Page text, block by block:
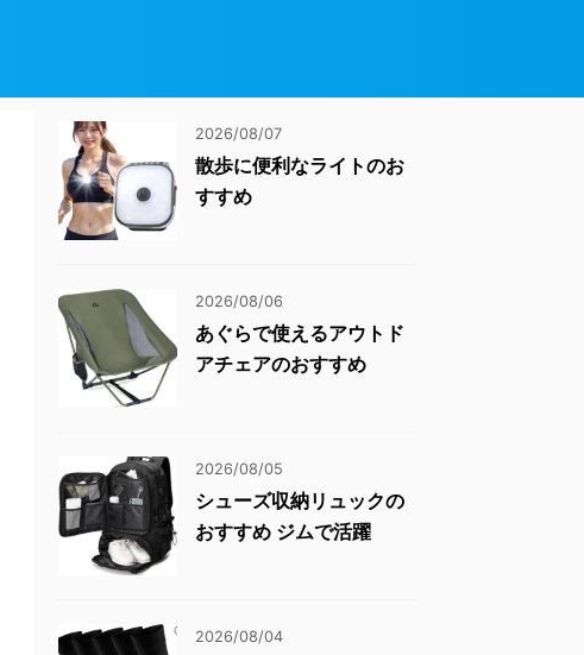
2026/08/07
散歩に便利なライトのお
すすめ
2026/08/06
あぐらで使えるアウトド
アチェアのおすすめ
2026/08/05
シューズ収納リュックの
おすすめ ジムで活躍
2026/08/04